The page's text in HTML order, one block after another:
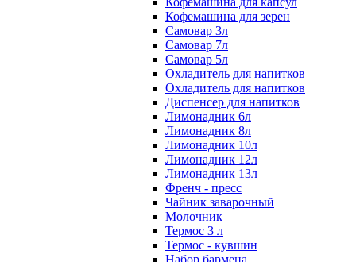
Кофемашина для зерен
Самовар 3л
Самовар 7л
Самовар 5л
Охладитель для напитков
Охладитель для напитков
Диспенсер для напитков
Лимонадник 6л
Лимонадник 8л
Лимонадник 10л
Лимонадник 12л
Лимонадник 13л
Френч - пресс
Чайник заварочный
Молочник
Термос 3 л
Термос - кувшин
Набор бармена